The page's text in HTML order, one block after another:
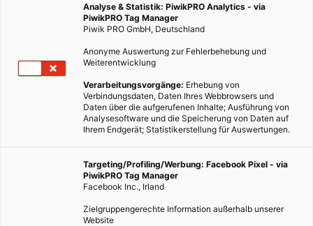
Analyse & Statistik: PiwikPRO Analytics - via
PiwikPRO Tag Manager
Piwik PRO GmbH, Deutschland
Anonyme Auswertung zur Fehlerbehebung und
Weiterentwicklung
Verarbeitungsvorgänge: Erhebung von
Verbindungsdaten, Daten Ihres Webbrowsers und
Daten über die aufgerufenen Inhalte; Ausführung von
Analysesoftware und die Speicherung von Daten auf
Ihrem Endgerät; Statistikerstellung für Auswertungen.
Targeting/Profiling/Werbung: Facebook Pixel - via
PiwikPRO Tag Manager
Facebook Inc., Irland
Zielgruppengerechte Information außerhalb unserer
Website